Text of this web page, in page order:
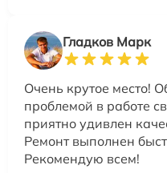
Гладков Марк
Очень крутое место!
проблемой в работе
приятно удивлен
Ремонт выполнен
Рекомендую всем!